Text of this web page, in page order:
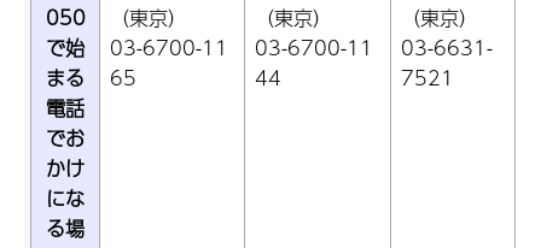
050
で始
まる
電話
でお
かけ
にな
る場
（東京）
03-6700-11
65
（東京）
03-6700-11
44
（東京）
03-6631-
7521